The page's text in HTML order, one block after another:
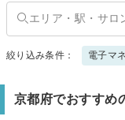
絞り込み条件： 電子マ
京都府でおすすめ